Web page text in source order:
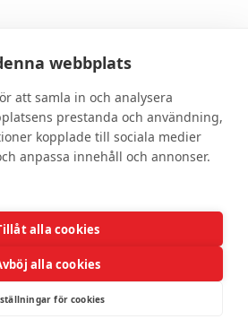
Om oss
Om DonnaBeauty
webbplats
att samla in och analysera
prestanda och användning,
kopplade till sociala medier
anpassa innehåll och annonser.
alla cookies
alla cookies
för cookies